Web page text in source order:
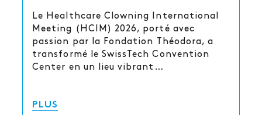
Le Healthcare Clowning International
Meeting (HCIM) 2026, porté avec
passion par la Fondation Théodora, a
transformé le SwissTech Convention
Center en un lieu vibrant…
PLUS